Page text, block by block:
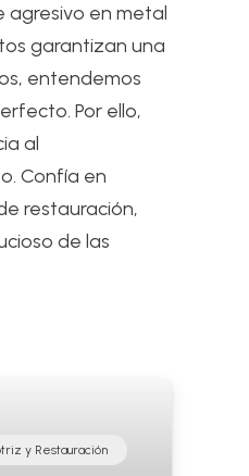
agresivo en metal
garantizan una
entendemos
Por ello,
al
Confía en
restauración,
de las
y Restauración